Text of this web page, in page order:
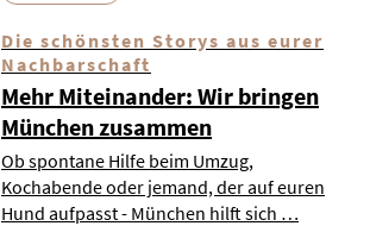
Die schönsten Storys aus eurer
Nachbarschaft
Mehr Miteinander: Wir bringen
München zusammen
Ob spontane Hilfe beim Umzug,
Kochabende oder jemand, der auf euren
Hund aufpasst - München hilft sich …